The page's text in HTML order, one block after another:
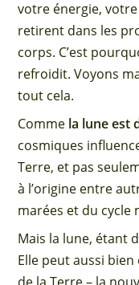
votre énergie,
retirent dans les
corps. C’est
refroidit. Voyons
tout cela.
Comme la lune est
cosmiques
Terre, et pas
à l’origine entre
marées et du cycle
Mais la lune, étant
Elle peut aussi